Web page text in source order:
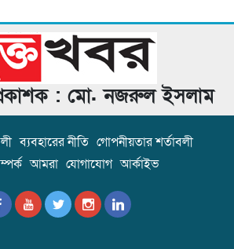
: মো. নজরুল ইসলাম
ব্যবহারের নীতি গোপনীয়তার শর্তাবলী
আমরা যোগাযোগ আর্কাইভ